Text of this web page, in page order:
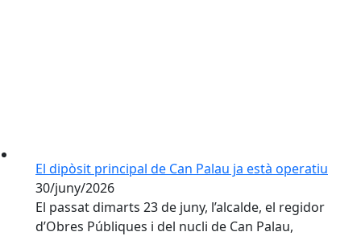
El dipòsit principal de Can Palau ja està operatiu
30/juny/2026
El passat dimarts 23 de juny, l’alcalde, el regidor
d’Obres Públiques i del nucli de Can Palau,